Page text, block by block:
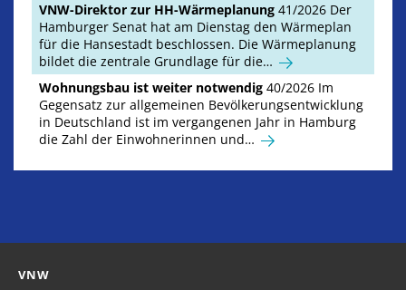
VNW-Direktor zur HH-Wärmeplanung 41/2026 Der
Hamburger Senat hat am Dienstag den Wärmeplan
für die Hansestadt beschlossen. Die Wärmeplanung
bildet die zentrale Grundlage für die…
Wohnungsbau ist weiter notwendig 40/2026 Im
Gegensatz zur allgemeinen Bevölkerungsentwicklung
in Deutschland ist im vergangenen Jahr in Hamburg
die Zahl der Einwohnerinnen und…
VNW